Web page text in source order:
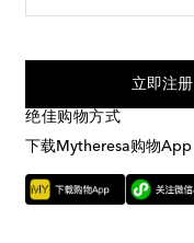
立即注册
绝佳购物方式
下载Mytheresa购物App